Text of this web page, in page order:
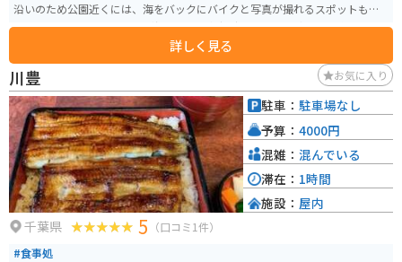
沿いのため公園近くには、海をバックにバイクと写真が撮れるスポットもあ
ります。幕張のベイエリア、海ほたる、東京ディズニーリゾートを眺めること
詳しく見る
川豊 お気に入り
千葉県 5 （口コミ1件）
#食事処
駐車： 駐車場なし
予算： 4000円
混雑： 混んでいる
滞在： 1時間
施設： 屋内